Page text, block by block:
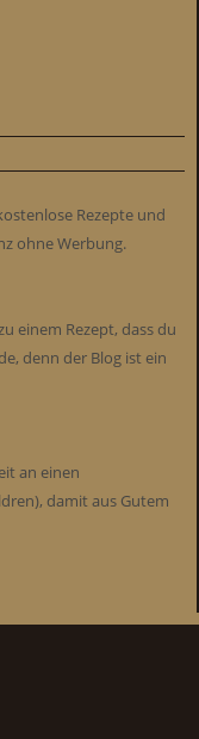
Rezepte und
ohne Werbung.
einem Rezept, dass du
denn der Blog ist ein
an einen
damit aus Gutem